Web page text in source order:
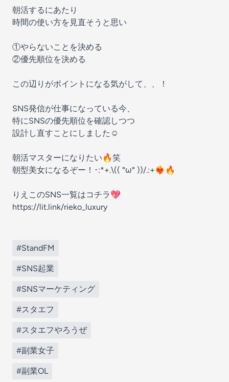
朝活するにあたり
時間の使い方を見直そうと思い
①やらないことを決める
②優先順位を決める
この辺りがポイントになる気がして、、！
SNS発信が仕事になっている今、
特にSNSの優先順位を確認しつつ
設計し直すことにしました☺️
朝活マスターになりたい🔥笑
朝型美女になるぞー！･:*+.\(( °ω° ))/.:+❤️‍🔥🔥
りえこのSNS一覧はコチラ💖
https://lit.link/rieko_luxury
#StandFM
#SNS起業
#SNSマーケティング
#スタエフ
#スタエフやろうぜ
#副業女子
#副業OL